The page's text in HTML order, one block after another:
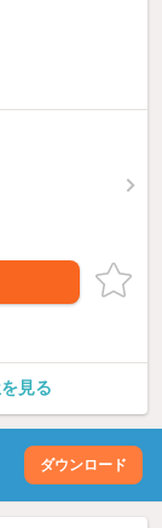
見る
ダウンロード